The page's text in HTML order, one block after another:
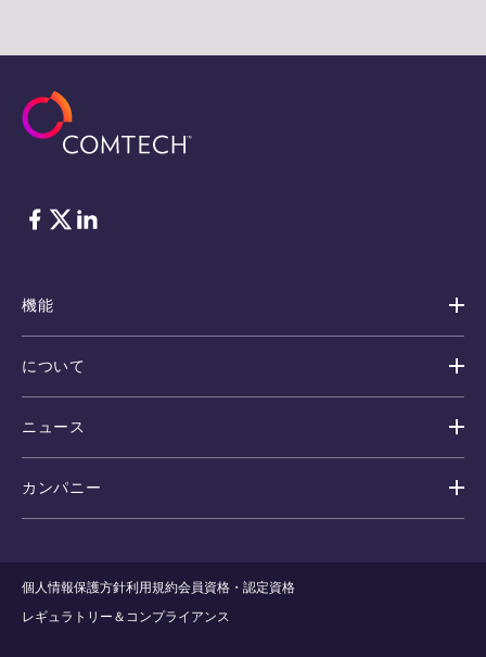
フェイスブック Twitter
リンクトイン
機能
について
ニュース
カンパニー
個人情報保護方針利用規約会員資格・認定資格
レギュラトリー＆コンプライアンス